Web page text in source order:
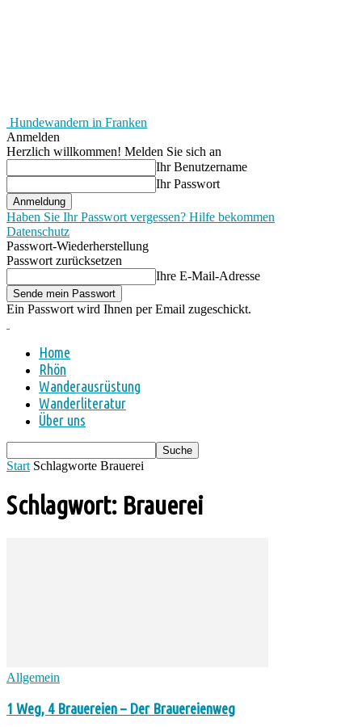
Hundewandern in Franken
Anmelden
Herzlich willkommen! Melden Sie sich an
Ihr Benutzername
Ihr Passwort
Haben Sie Ihr Passwort vergessen? Hilfe bekommen
Datenschutz
Passwort-Wiederherstellung
Passwort zurücksetzen
Ihre E-Mail-Adresse
Ein Passwort wird Ihnen per Email zugeschickt.
Home
Rhön
Wanderausrüstung
Wanderliteratur
Über uns
Start Schlagworte Brauerei
Schlagwort: Brauerei
Allgemein
1 Weg, 4 Brauereien – Der Brauereienweg